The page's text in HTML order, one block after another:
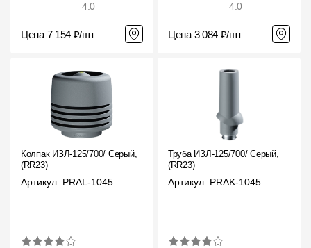
4.0
Цена 7 154 ₽/шт
4.0
Цена 3 084 ₽/шт
Колпак ИЗЛ-125/700/ Серый,
(RR23)
Артикул: PRAL-1045
Труба ИЗЛ-125/700/ Серый,
(RR23)
Артикул: PRAK-1045